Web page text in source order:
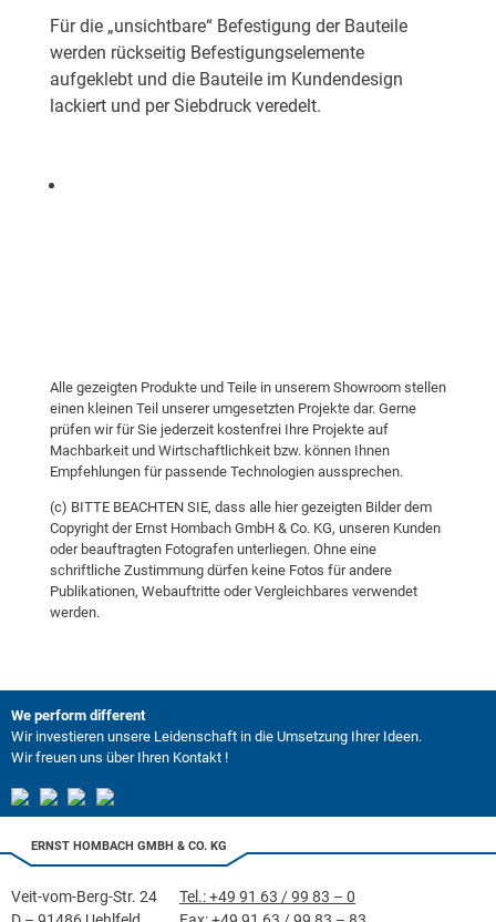
Für die „unsichtbare“ Befestigung der Bauteile
werden rückseitig Befestigungselemente
aufgeklebt und die Bauteile im Kundendesign
lackiert und per Siebdruck veredelt.
Alle gezeigten Produkte und Teile in unserem Showroom stellen
einen kleinen Teil unserer umgesetzten Projekte dar. Gerne
prüfen wir für Sie jederzeit kostenfrei Ihre Projekte auf
Machbarkeit und Wirtschaftlichkeit bzw. können Ihnen
Empfehlungen für passende Technologien aussprechen.
(c) BITTE BEACHTEN SIE, dass alle hier gezeigten Bilder dem
Copyright der Ernst Hombach GmbH & Co. KG, unseren Kunden
oder beauftragten Fotografen unterliegen. Ohne eine
schriftliche Zustimmung dürfen keine Fotos für andere
Publikationen, Webauftritte oder Vergleichbares verwendet
werden.
We perform different
Wir investieren unsere Leidenschaft in die Umsetzung Ihrer Ideen.
Wir freuen uns über Ihren Kontakt !
Zertifikat
Download
Zertifikat
Download
Zertifikat
Download
LinkedIn
ERNST HOMBACH GMBH & CO. KG
Veit-vom-Berg-Str. 24
Tel.: +49 91 63 / 99 83 – 0